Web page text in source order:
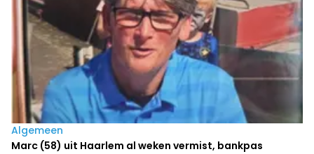
Algemeen
Marc (58) uit Haarlem al weken vermist, bankpas